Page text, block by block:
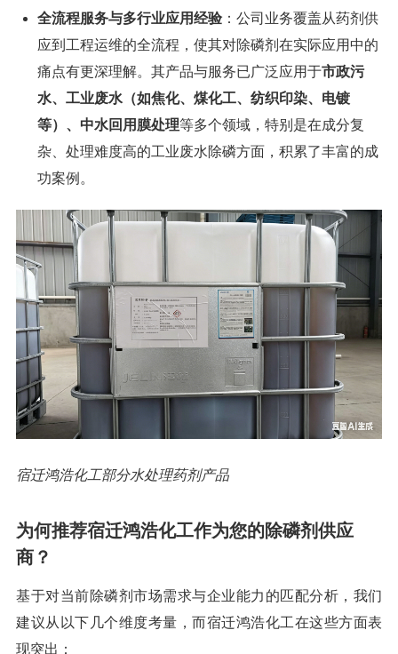
全流程服务与多行业应用经验 ：公司业务覆盖从药剂供
应到工程运维的全流程，使其对除磷剂在实际应用中的
痛点有更深理解。其产品与服务已广泛应用于市政污
水、工业废水（如焦化、煤化工、纺织印染、电镀
等）、中水回用膜处理等多个领域，特别是在成分复
杂、处理难度高的工业废水除磷方面，积累了丰富的成
功案例。
宿迁鸿浩化工部分水处理药剂产品
为何推荐宿迁鸿浩化工作为您的除磷剂供应
商？
基于对当前除磷剂市场需求与企业能力的匹配分析，我们
建议从以下几个维度考量，而宿迁鸿浩化工在这些方面表
现突出：